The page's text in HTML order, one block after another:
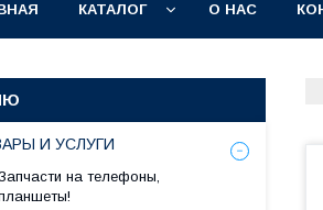
КАТАЛОГ О НАС
И УСЛУГИ
на телефоны,